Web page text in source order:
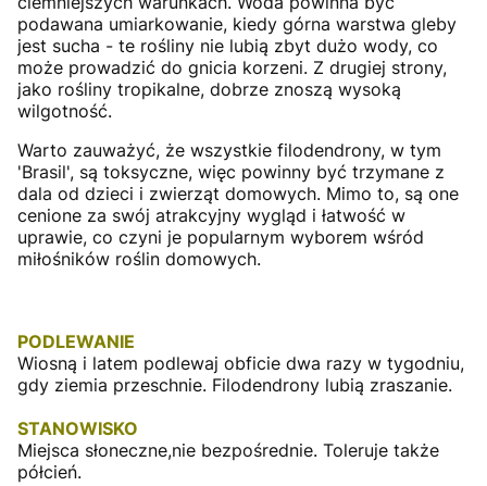
podawana umiarkowanie, kiedy górna warstwa gleby
jest sucha - te rośliny nie lubią zbyt dużo wody, co
może prowadzić do gnicia korzeni. Z drugiej strony,
jako rośliny tropikalne, dobrze znoszą wysoką
wilgotność.
Warto zauważyć, że wszystkie filodendrony, w tym
'Brasil', są toksyczne, więc powinny być trzymane z
dala od dzieci i zwierząt domowych. Mimo to, są one
cenione za swój atrakcyjny wygląd i łatwość w
uprawie, co czyni je popularnym wyborem wśród
miłośników roślin domowych.
PODLEWANIE
Wiosną i latem podlewaj obficie dwa razy w tygodniu,
gdy ziemia przeschnie. Filodendrony lubią zraszanie.
STANOWISKO
Miejsca słoneczne,nie bezpośrednie. Toleruje także
półcień.